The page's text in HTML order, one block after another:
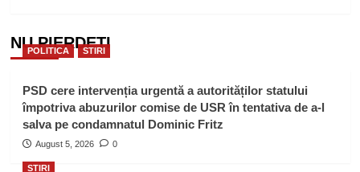
NU PIERDEȚI
POLITICA STIRI
PSD cere intervenția urgentă a autorităților statului
împotriva abuzurilor comise de USR în tentativa de a-l
salva pe condamnatul Dominic Fritz
August 5, 2026 0
STIRI